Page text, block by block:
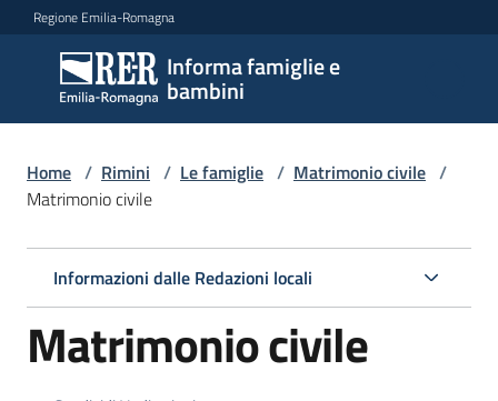
Vai al contenuto
Vai alla navigazione
Vai al footer
Regione Emilia-Romagna
Informa famiglie e
bambini
Informa
famiglie
e
bambini
Argomenti
Servizi
Home / Rimini / Le famiglie / Matrimonio civile /
Matrimonio civile
Informazioni dalle Redazioni locali
Matrimonio civile